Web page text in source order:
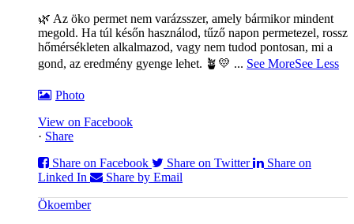
🌿 Az öko permet nem varázsszer, amely bármikor mindent
megold. Ha túl későn használod, tűző napon permetezel, rossz
hőmérsékleten alkalmazod, vagy nem tudod pontosan, mi a
gond, az eredmény gyenge lehet. 🪴💛 ... See MoreSee Less
Photo
View on Facebook
· Share
Share on Facebook
Share on Twitter
Share on
Linked In
Share by Email
Ökoember